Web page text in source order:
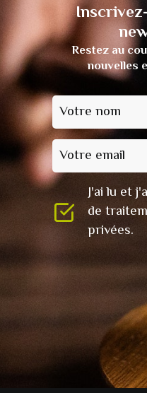
Restez au
nouvelles
Votre nom
Votre email
J'ai lu et
de
privées.